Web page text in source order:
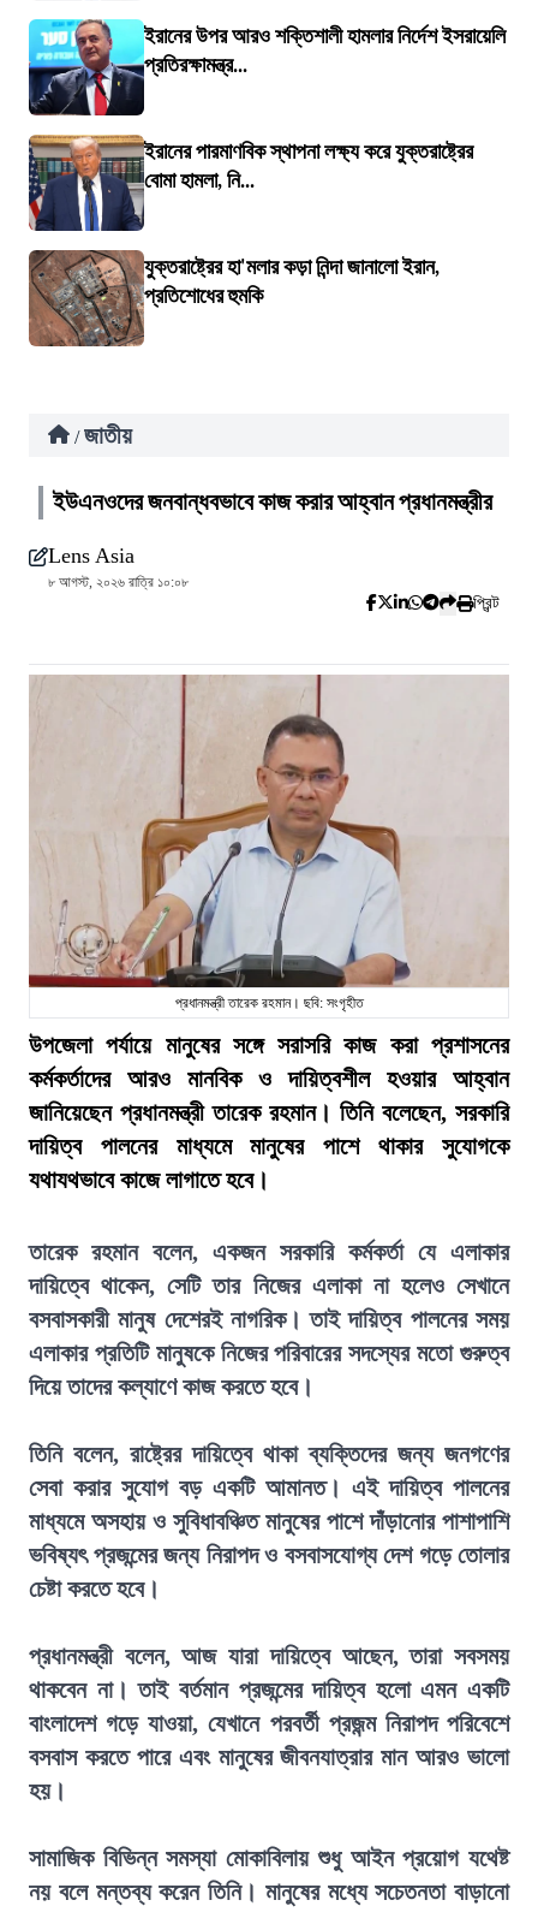
ইরানের উপর আরও শক্তিশালী হামলার নির্দেশ ইসরায়েলি
প্রতিরক্ষামন্ত্র...
ইরানের পারমাণবিক স্থাপনা লক্ষ্য করে যুক্তরাষ্ট্রের
বোমা হামলা, নি...
যুক্তরাষ্ট্রের হা'মলার কড়া নিন্দা জানালো ইরান,
প্রতিশোধের হুমকি
/ জাতীয়
ইউএনওদের জনবান্ধবভাবে কাজ করার আহ্বান প্রধানমন্ত্রীর
Lens Asia
৮ আগস্ট, ২০২৬ রাত্রি ১০:০৮
প্রিন্ট
প্রধানমন্ত্রী তারেক রহমান। ছবি: সংগৃহীত
উপজেলা পর্যায়ে মানুষের সঙ্গে সরাসরি কাজ করা প্রশাসনের
কর্মকর্তাদের আরও মানবিক ও দায়িত্বশীল হওয়ার আহ্বান
জানিয়েছেন প্রধানমন্ত্রী তারেক রহমান। তিনি বলেছেন, সরকারি
দায়িত্ব পালনের মাধ্যমে মানুষের পাশে থাকার সুযোগকে
যথাযথভাবে কাজে লাগাতে হবে।
তারেক রহমান বলেন, একজন সরকারি কর্মকর্তা যে এলাকার
দায়িত্বে থাকেন, সেটি তার নিজের এলাকা না হলেও সেখানে
বসবাসকারী মানুষ দেশেরই নাগরিক। তাই দায়িত্ব পালনের সময়
এলাকার প্রতিটি মানুষকে নিজের পরিবারের সদস্যের মতো গুরুত্ব
দিয়ে তাদের কল্যাণে কাজ করতে হবে।
তিনি বলেন, রাষ্ট্রের দায়িত্বে থাকা ব্যক্তিদের জন্য জনগণের
সেবা করার সুযোগ বড় একটি আমানত। এই দায়িত্ব পালনের
মাধ্যমে অসহায় ও সুবিধাবঞ্চিত মানুষের পাশে দাঁড়ানোর পাশাপাশি
ভবিষ্যৎ প্রজন্মের জন্য নিরাপদ ও বসবাসযোগ্য দেশ গড়ে তোলার
চেষ্টা করতে হবে।
প্রধানমন্ত্রী বলেন, আজ যারা দায়িত্বে আছেন, তারা সবসময়
থাকবেন না। তাই বর্তমান প্রজন্মের দায়িত্ব হলো এমন একটি
বাংলাদেশ গড়ে যাওয়া, যেখানে পরবর্তী প্রজন্ম নিরাপদ পরিবেশে
বসবাস করতে পারে এবং মানুষের জীবনযাত্রার মান আরও ভালো
হয়।
সামাজিক বিভিন্ন সমস্যা মোকাবিলায় শুধু আইন প্রয়োগ যথেষ্ট
নয় বলে মন্তব্য করেন তিনি। মানুষের মধ্যে সচেতনতা বাড়ানো